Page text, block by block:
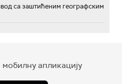
са заштићеним географским
апликацију